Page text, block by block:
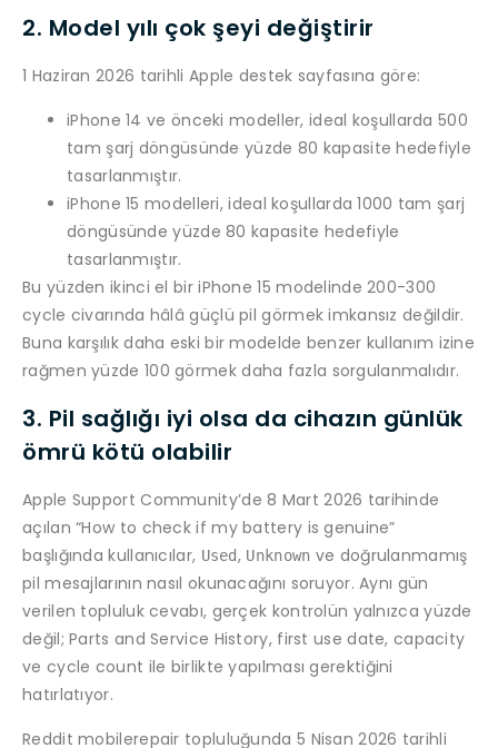
2. Model yılı çok şeyi değiştirir
1 Haziran 2026 tarihli Apple destek sayfasına göre:
iPhone 14 ve önceki modeller, ideal koşullarda 500
tam şarj döngüsünde yüzde 80 kapasite hedefiyle
tasarlanmıştır.
iPhone 15 modelleri, ideal koşullarda 1000 tam şarj
döngüsünde yüzde 80 kapasite hedefiyle
tasarlanmıştır.
Bu yüzden ikinci el bir iPhone 15 modelinde 200-300
cycle civarında hâlâ güçlü pil görmek imkansız değildir.
Buna karşılık daha eski bir modelde benzer kullanım izine
rağmen yüzde 100 görmek daha fazla sorgulanmalıdır.
3. Pil sağlığı iyi olsa da cihazın günlük
ömrü kötü olabilir
Apple Support Community’de 8 Mart 2026 tarihinde
açılan “How to check if my battery is genuine”
başlığında kullanıcılar, Used, Unknown ve doğrulanmamış
pil mesajlarının nasıl okunacağını soruyor. Aynı gün
verilen topluluk cevabı, gerçek kontrolün yalnızca yüzde
değil; Parts and Service History, first use date, capacity
ve cycle count ile birlikte yapılması gerektiğini
hatırlatıyor.
Reddit mobilerepair topluluğunda 5 Nisan 2026 tarihli